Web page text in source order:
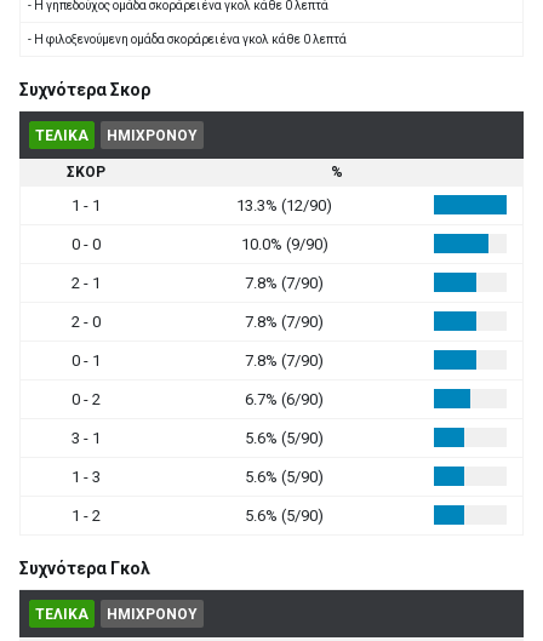
- Η γηπεδούχος ομάδα σκοράρει ένα γκολ κάθε 0 λεπτά
- Η φιλοξενούμενη ομάδα σκοράρει ένα γκολ κάθε 0 λεπτά
Συχνότερα Σκορ
ΤΕΛΙΚΑ ΗΜΙΧΡΟΝΟΥ
ΣΚΟΡ %
1 - 1 13.3% (12/90)
0 - 0 10.0% (9/90)
2 - 1 7.8% (7/90)
2 - 0 7.8% (7/90)
0 - 1 7.8% (7/90)
0 - 2 6.7% (6/90)
3 - 1 5.6% (5/90)
1 - 3 5.6% (5/90)
1 - 2 5.6% (5/90)
Συχνότερα Γκολ
ΤΕΛΙΚΑ ΗΜΙΧΡΟΝΟΥ